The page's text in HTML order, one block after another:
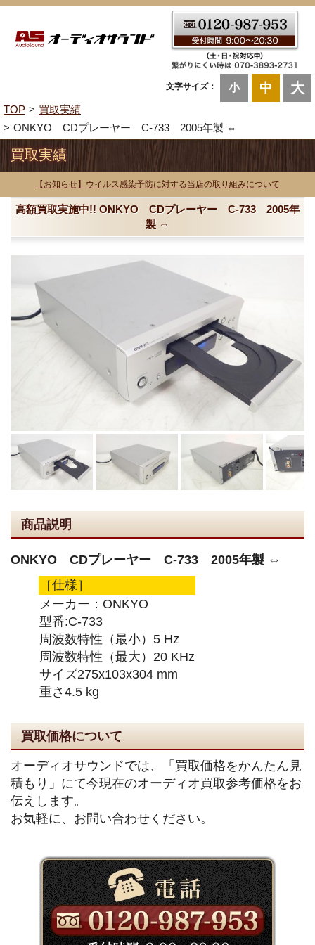
文字サイズ： 小 中 大
TOP
買取実績
ONKYO CDプレーヤー C-733 2005年製 ⇔
買取実績
【お知らせ】ウイルス感染予防に対する当店の取り組みについて
高額買取実施中!! ONKYO CDプレーヤー C-733 2005年
製 ⇔
商品説明
ONKYO CDプレーヤー C-733 2005年製 ⇔
［仕様］
メーカー：ONKYO
型番:C-733
周波数特性（最小）5 Hz
周波数特性（最大）20 KHz
サイズ275x103x304 mm
重さ4.5 kg
買取価格について
オーディオサウンドでは、「買取価格をかんたん見
積もり」にて今現在のオーディオ買取参考価格をお
伝えします。
お気軽に、お問い合わせください。